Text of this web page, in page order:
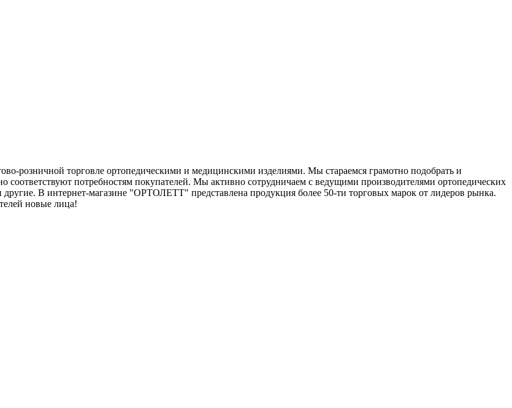
розничной торговле ортопедическими и медицинскими изделиями. Мы стараемся грамотно подобрать и
соответствуют потребностям покупателей. Мы активно сотрудничаем с ведущими производителями ортопедических
В интернет-магазине "ОРТОЛЕТТ" представлена продукция более 50-ти торговых марок от лидеров рынка.
новые лица!